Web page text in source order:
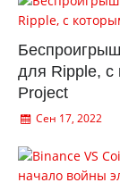
для Ripple, с
Project
Сен 17, 2022